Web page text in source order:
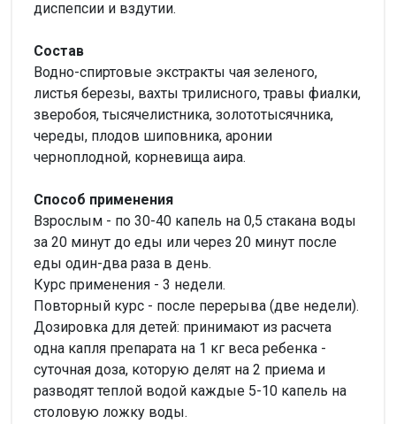
диспепсии и вздутии.
Состав
Водно-спиртовые экстракты чая зеленого,
листья березы, вахты трилисного, травы фиалки,
зверобоя, тысячелистника, золототысячника,
череды, плодов шиповника, аронии
черноплодной, корневища аира.
Способ применения
Взрослым - по 30-40 капель на 0,5 стакана воды
за 20 минут до еды или через 20 минут после
еды один-два раза в день.
Курс применения - 3 недели.
Повторный курс - после перерыва (две недели).
Дозировка для детей: принимают из расчета
одна капля препарата на 1 кг веса ребенка -
суточная доза, которую делят на 2 приема и
разводят теплой водой каждые 5-10 капель на
столовую ложку воды.